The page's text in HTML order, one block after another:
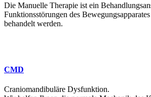
Die Manuelle Therapie ist ein
Funktionsstörungen des
behandelt werden.
CMD
Craniomandibuläre Dysfunktion.